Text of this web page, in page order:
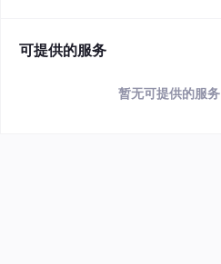
可提供的服务
暂无可提供的服务